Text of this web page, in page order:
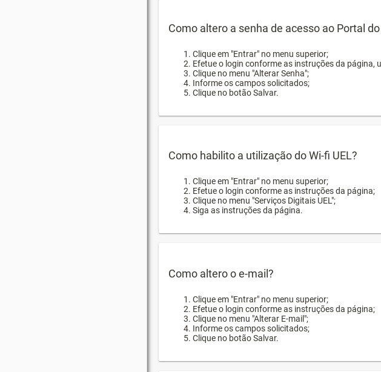
Como altero a senha de acesso ao Portal
Clique em "Entrar" no menu superior;
Efetue o login conforme as instruções da página,
Clique no menu "Alterar Senha";
Informe os campos solicitados;
Clique no botão Salvar.
Como habilito a utilização do Wi-fi UEL?
Clique em "Entrar" no menu superior;
Efetue o login conforme as instruções da página;
Clique no menu "Serviços Digitais UEL";
Siga as instruções da página.
Como altero o e-mail?
Clique em "Entrar" no menu superior;
Efetue o login conforme as instruções da página;
Clique no menu "Alterar E-mail";
Informe os campos solicitados;
Clique no botão Salvar.